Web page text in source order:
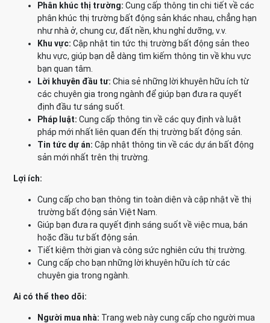
Phân khúc thị trường: Cung cấp thông tin chi tiết về các
phân khúc thị trường bất động sản khác nhau, chẳng hạn
như nhà ở, chung cư, đất nền, khu nghỉ dưỡng, v.v.
Khu vực: Cập nhật tin tức thị trường bất động sản theo
khu vực, giúp bạn dễ dàng tìm kiếm thông tin về khu vực
bạn quan tâm.
Lời khuyên đầu tư: Chia sẻ những lời khuyên hữu ích từ
các chuyên gia trong ngành để giúp bạn đưa ra quyết
định đầu tư sáng suốt.
Pháp luật: Cung cấp thông tin về các quy định và luật
pháp mới nhất liên quan đến thị trường bất động sản.
Tin tức dự án: Cập nhật thông tin về các dự án bất động
sản mới nhất trên thị trường.
Lợi ích:
Cung cấp cho bạn thông tin toàn diện và cập nhật về thị
trường bất động sản Việt Nam.
Giúp bạn đưa ra quyết định sáng suốt về việc mua, bán
hoặc đầu tư bất động sản.
Tiết kiệm thời gian và công sức nghiên cứu thị trường.
Cung cấp cho bạn những lời khuyên hữu ích từ các
chuyên gia trong ngành.
Ai có thể theo dõi:
Người mua nhà: Trang web này cung cấp cho người mua